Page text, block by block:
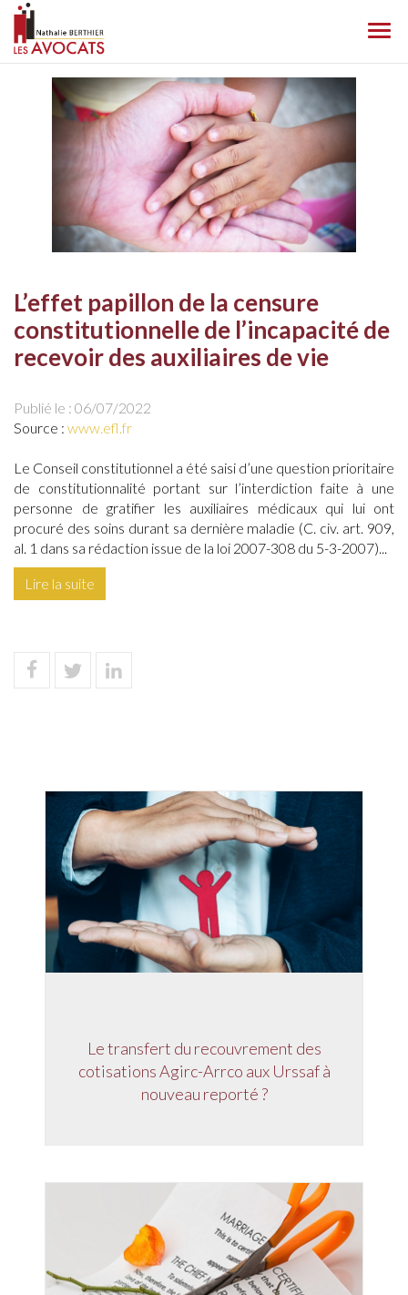
le
L’effet papillon de la censure
constitutionnelle de l’incapacité de
recevoir des auxiliaires de vie
Publié le : 06/07/2022
Source : www.efl.fr
Le Conseil constitutionnel a été saisi d’une question prioritaire
de constitutionnalité portant sur l’interdiction faite à une
personne de gratifier les auxiliaires médicaux qui lui ont
procuré des soins durant sa dernière maladie (C. civ. art. 909,
al. 1 dans sa rédaction issue de la loi 2007-308 du 5-3-2007)...
Lire la suite
Le transfert du recouvrement des
cotisations Agirc-Arrco aux Urssaf à
nouveau reporté ?